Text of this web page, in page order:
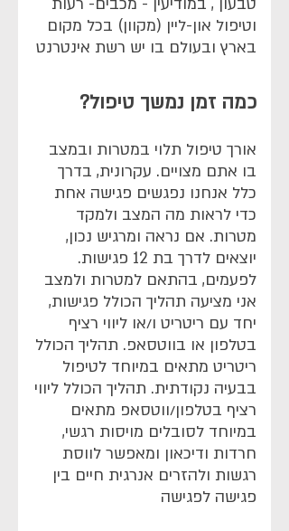
וטיפול און-ליין (מקוון) בכל מקום
בארץ ובעולם בו יש רשת אינטרנט
כמה זמן נמשך טיפול?
אורך טיפול תלוי במטרות ובמצב
בו אתם מצויים. עקרונית, בדרך
כלל אנחנו נפגשים פגישה אחת
כדי לראות מה המצב ולמקד
מטרות. אם נראה ומרגיש נכון,
יוצאים לדרך בת 12 פגישות.
לפעמים, בהתאם למטרות ולמצב
אני מציעה תהליך הכולל פגישות,
יחד עם ריטריט ו/או ליווי רציף
בטלפון או בווטסאפ. תהליך הכולל
ריטריט מתאים במיוחד לטיפול
בבעיה נקודתית. תהליך הכולל ליווי
רציף בטלפון/ווטסאפ מתאים
במיוחד לסובלים מויסות רגשי,
חרדות ודיכאון ומאפשר לווסת
רגשות ולהזרים אנרגית חיים בין
פגישה לפגישה